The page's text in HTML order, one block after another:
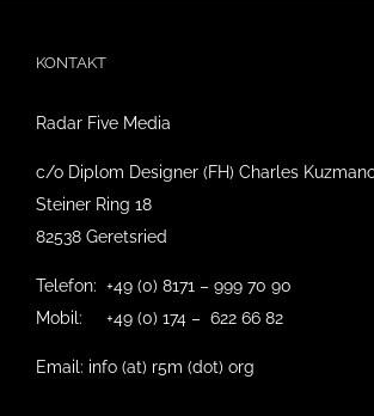
KONTAKT
Radar Five Media
c/o Diplom Designer (FH) Charles
Steiner Ring 18
82538 Geretsried
Telefon: +49 (0) 8171 – 999 70 90
Mobil: +49 (0) 174 – 622 66 82
Email: info (at) r5m (dot) org